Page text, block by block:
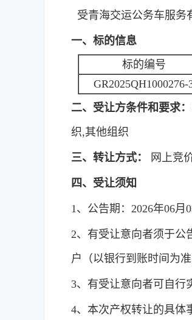
受青海交运公务车服务
一、标的信息
标的编号
GR2025QH1000276-
二、受让方条件和要求：
织,其他组织
三、转让方式： 网上竞
四、受让须知
1、公告期：2026年06月
2、有受让意向者须于公
户（以银行到账时间为
3、有受让意向者可自行
4、本次产权转让的具体